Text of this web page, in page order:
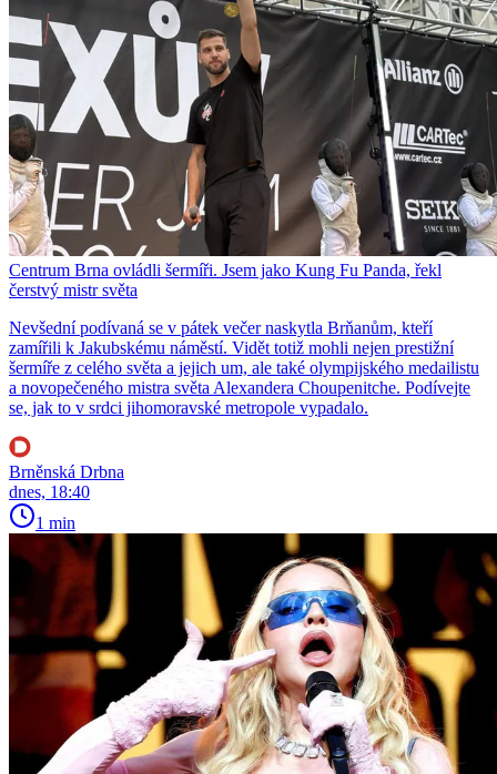
Centrum Brna ovládli šermíři. Jsem jako Kung Fu Panda, řekl
čerstvý mistr světa
Nevšední podívaná se v pátek večer naskytla Brňanům, kteří
zamířili k Jakubskému náměstí. Vidět totiž mohli nejen prestižní
šermíře z celého světa a jejich um, ale také olympijského medailistu
a novopečeného mistra světa Alexandera Choupenitche. Podívejte
se, jak to v srdci jihomoravské metropole vypadalo.
Brněnská Drbna
dnes, 18:40
1 min